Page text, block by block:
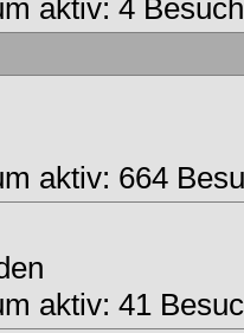
aktiv: 4
aktiv: 664
aktiv: 41